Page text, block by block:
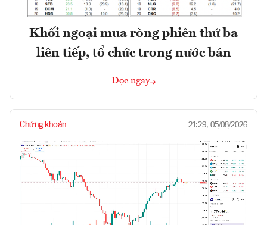
Khối ngoại mua ròng phiên thứ ba
liên tiếp, tổ chức trong nước bán
Đọc ngay
Chứng khoán 21:29, 05/08/2026